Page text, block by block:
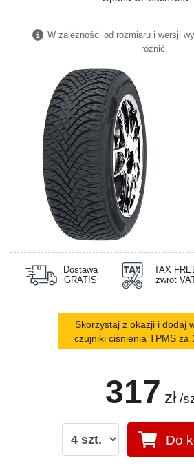
W zależności od rozmiaru i wersji
różnić.
Dostawa
GRATIS
TAX
zwrot
Skorzystaj z okazji i dodaj
czujniki ciśnienia TPMS za
317 zł /
Do